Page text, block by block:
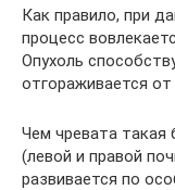
Как правило, при
процесс
Опухоль
отгораживается
Чем чревата такая
(левой и правой
развивается по